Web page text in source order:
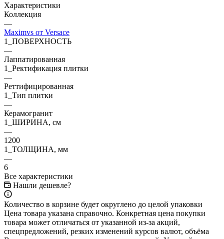
Характеристики
Коллекция
—
Maximvs от Versace
1_ПОВЕРХНОСТЬ
—
Лаппатированная
1_Ректификация плитки
—
Реттифицированная
1_Тип плитки
—
Керамогранит
1_ШИРИНА, cм
—
1200
1_ТОЛЩИНА, мм
—
6
Все характеристики
Нашли дешевле?
Количество в корзине будет округлено до целой упаковки
Цена товара указана справочно. Конкретная цена покупки
товара может отличаться от указанной из-за акций,
спецпредложений, резких изменений курсов валют, объёма